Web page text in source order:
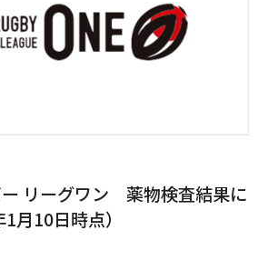
リーグワン 薬物検査結果に
月10日時点）